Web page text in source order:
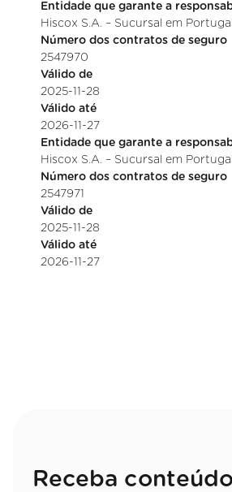
Entidade que garante a
Hiscox S.A. – Sucursal em Portugal
Número dos contratos de seguro
2547970
Válido de
2025-11-28
Válido até
2026-11-27
Entidade que garante a
Hiscox S.A. – Sucursal em Portugal
Número dos contratos de seguro
2547971
Válido de
2025-11-28
Válido até
2026-11-27
Receba